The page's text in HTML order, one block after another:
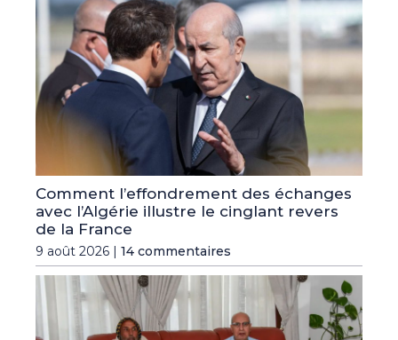
Comment l’effondrement des échanges
avec l’Algérie illustre le cinglant revers
de la France
9 août 2026 | 14 commentaires